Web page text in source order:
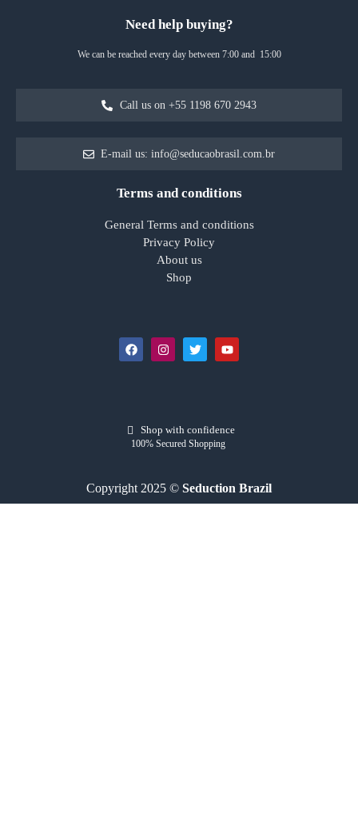
Need help buying?
We can be reached every day between 7:00 and 15:00
Call us on +55 1198 670 2943
E-mail us: info@seducaobrasil.com.br
Terms and conditions
General Terms and conditions
Privacy Policy
About us
Shop
Shop with confidence
100% Secured Shopping
Copyright 2025 © Seduction Brazil